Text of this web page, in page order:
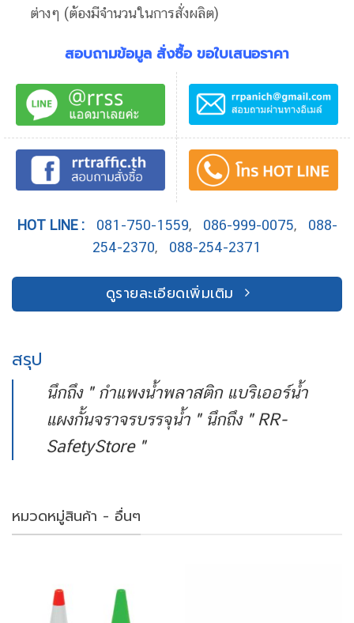
ต่างๆ (ต้องมีจำนวนในการสั่งผลิต)
สอบถามข้อมูล สั่งซื้อ ขอใบเสนอราคา
HOT LINE : 081-750-1559, 086-999-0075, 088-
254-2370, 088-254-2371
ดูรายละเอียดเพิ่มเติม
สรุป
นึกถึง " กำแพงน้ำพลาสติก แบริเออร์น้ำ
แผงกั้นจราจรบรรจุน้ำ " นึกถึง " RR-
SafetyStore "
หมวดหมู่สินค้า - อื่นๆ